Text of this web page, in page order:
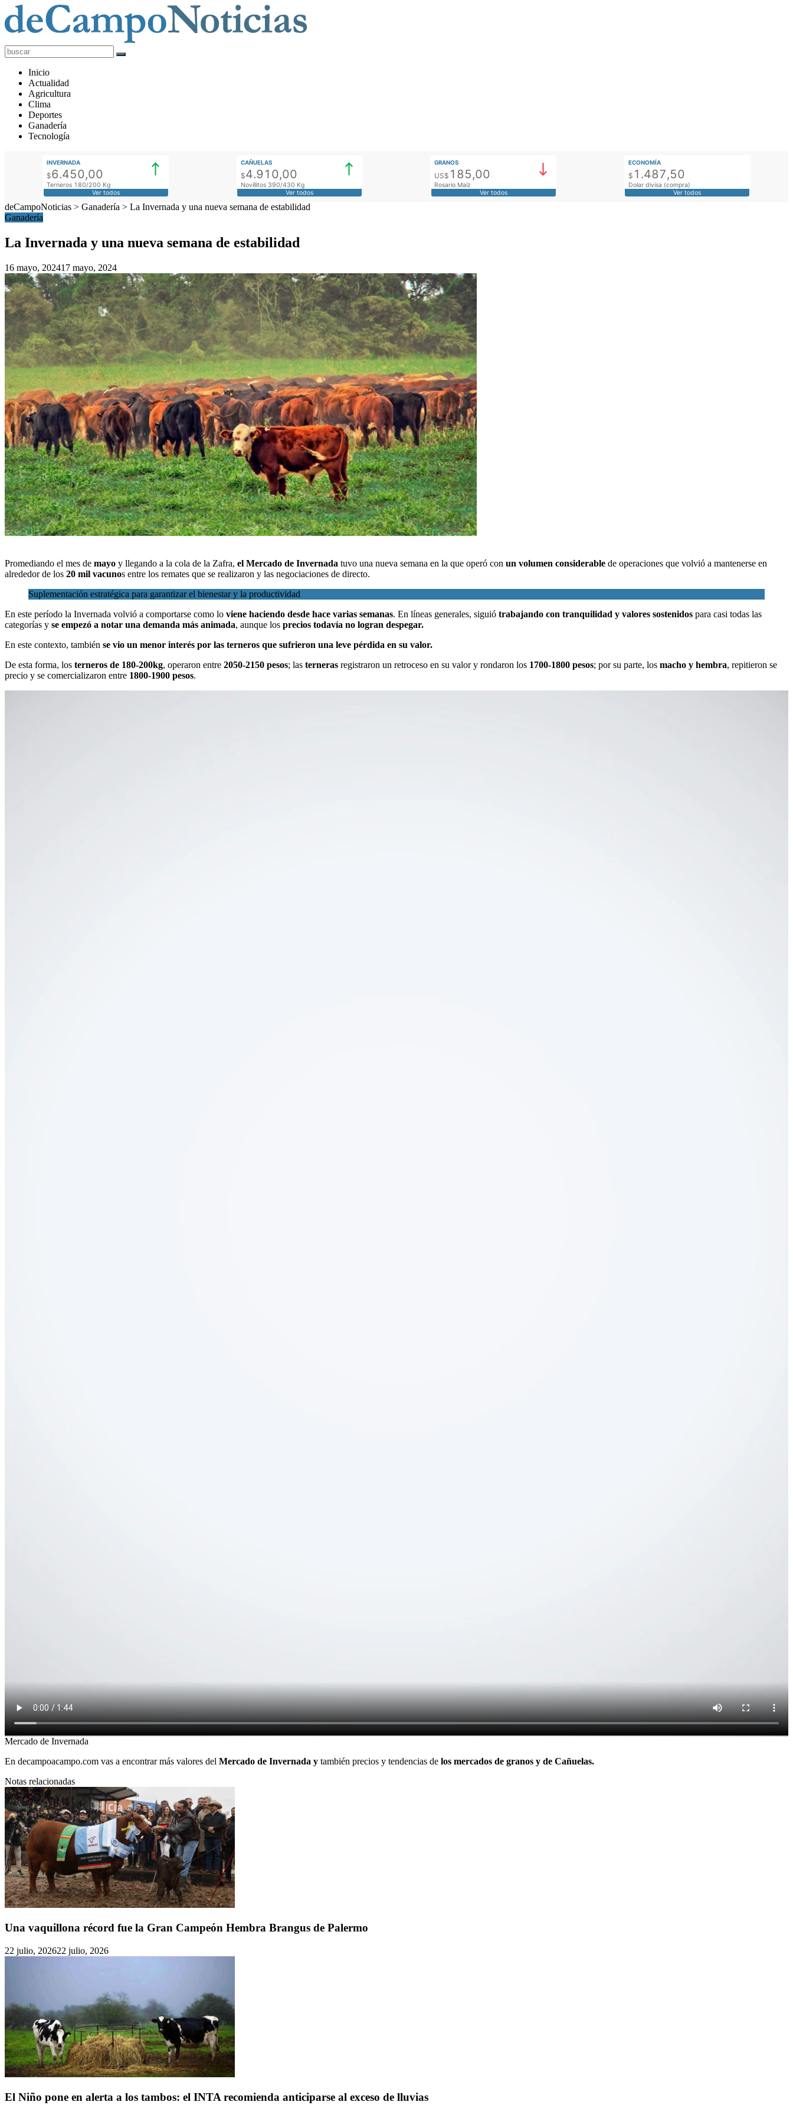
deCampoNoticias
Actualidad
Agropecuaria
Inicio
Actualidad
Agricultura
Clima
Deportes
Ganadería
Tecnología
INVERNADA
$6.450,00
Terneros 180/200 Kg
Ver todos
CAÑUELAS
$4.910,00
Novillitos 390/430 Kg
Ver todos
GRANOS
US$ 185,00
Rosario Maíz
Ver todos
ECONOMÍA
$ 1.487,50
Dolar divisa (compra)
Ver todos
deCampoNoticias > Ganadería > La Invernada y una nueva semana de estabilidad
Ganadería
La Invernada y una nueva semana de estabilidad
16 mayo, 202417 mayo, 2024
Promediando el mes de mayo y llegando a la cola de la Zafra, el Mercado de Invernada tuvo una nueva semana en la que operó con un volumen considerable de operaciones que volvió a mantenerse en
alrededor de los 20 mil vacunos entre los remates que se realizaron y las negociaciones de directo.
Suplementación estratégica para garantizar el bienestar y la productividad
En este período la Invernada volvió a comportarse como lo viene haciendo desde hace varias semanas. En líneas generales, siguió trabajando con tranquilidad y valores sostenidos para casi todas las
categorías y se empezó a notar una demanda más animada, aunque los precios todavía no logran despegar.
En este contexto, también se vio un menor interés por las terneros que sufrieron una leve pérdida en su valor.
De esta forma, los terneros de 180-200kg, operaron entre 2050-2150 pesos; las terneras registraron un retroceso en su valor y rondaron los 1700-1800 pesos; por su parte, los macho y hembra, repitieron se
precio y se comercializaron entre 1800-1900 pesos.
Mercado de Invernada
En decampoacampo.com vas a encontrar más valores del Mercado de Invernada y también precios y tendencias de los mercados de granos y de Cañuelas.
Notas relacionadas
Una vaquillona récord fue la Gran Campeón Hembra Brangus de Palermo
22 julio, 202622 julio, 2026
El Niño pone en alerta a los tambos: el INTA recomienda anticiparse al exceso de lluvias